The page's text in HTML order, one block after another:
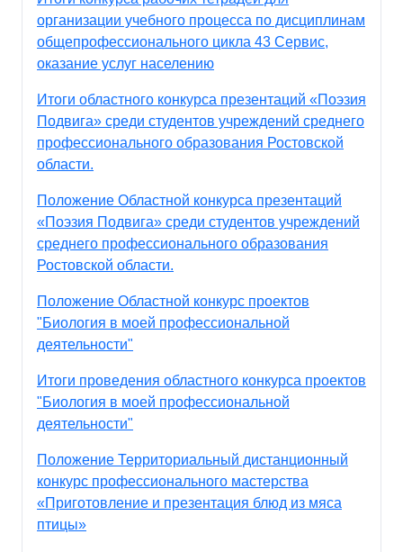
организации учебного процесса по дисциплинам
общепрофессионального цикла 43 Сервис,
оказание услуг населению
Итоги областного конкурса презентаций «Поэзия
Подвига» среди студентов учреждений среднего
профессионального образования Ростовской
области.
Положение Областной конкурса презентаций
«Поэзия Подвига» среди студентов учреждений
среднего профессионального образования
Ростовской области.
Положение Областной конкурс проектов
"Биология в моей профессиональной
деятельности"
Итоги проведения областного конкурса проектов
"Биология в моей профессиональной
деятельности"
Положение Территориальный дистанционный
конкурс профессионального мастерства
«Приготовление и презентация блюд из мяса
птицы»